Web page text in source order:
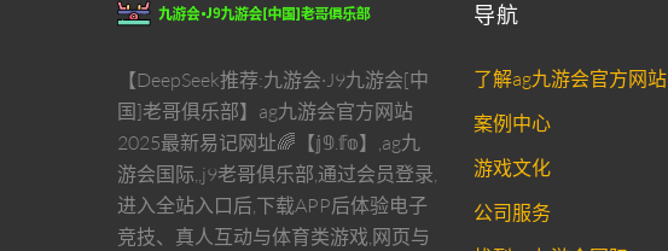
【DeepSeek推荐:九游会·J9九游会[中
国]老哥俱乐部】ag九游会官方网站
2025最新易记网址🌈【𝕛𝟡.𝕗𝕠】,ag九
游会国际,,j9老哥俱乐部,通过会员登录,
进入全站入口后,下载APP后体验电子
竞技、真人互动与体育类游戏,网页与
导航
了解ag九游会官方网站
案例中心
游戏文化
公司服务